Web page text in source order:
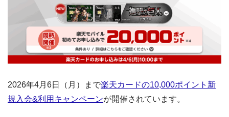
2026年4月6日（月）まで楽天カードの10,000ポイント新
規入会&利用キャンペーンが開催されています。